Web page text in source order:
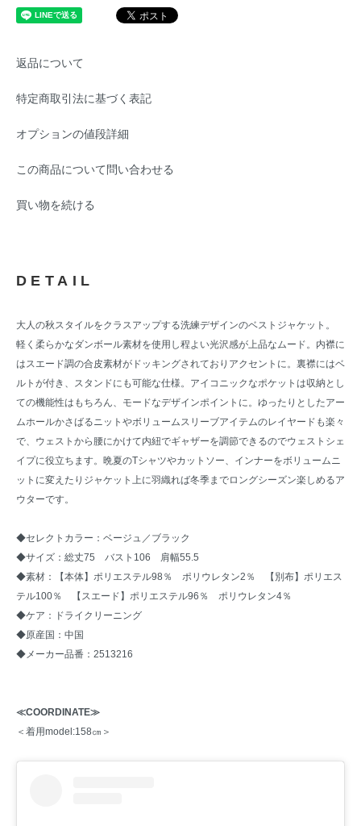
返品について
特定商取引法に基づく表記
オプションの値段詳細
この商品について問い合わせる
買い物を続ける
DETAIL
大人の秋スタイルをクラスアップする洗練デザインのベストジャケット。
軽く柔らかなダンボール素材を使用し程よい光沢感が上品なムード。内襟に
はスエード調の合皮素材がドッキングされておりアクセントに。裏襟にはベ
ルトが付き、スタンドにも可能な仕様。アイコニックなポケットは収納とし
ての機能性はもちろん、モードなデザインポイントに。ゆったりとしたアー
ムホールかさばるニットやボリュームスリーブアイテムのレイヤードも楽々
で、ウェストから腰にかけて内紐でギャザーを調節できるのでウェストシェ
イプに役立ちます。晩夏のTシャツやカットソー、インナーをボリュームニ
ットに変えたりジャケット上に羽織れば冬季までロングシーズン楽しめるア
ウターです。
◆セレクトカラー：ベージュ／ブラック
◆サイズ：総丈75 バスト106 肩幅55.5
◆素材：【本体】ポリエステル98％ ポリウレタン2％ 【別布】ポリエス
テル100％ 【スエード】ポリエステル96％ ポリウレタン4％
◆ケア：ドライクリーニング
◆原産国：中国
◆メーカー品番：2513216
≪COORDINATE≫
＜着用model:158㎝＞